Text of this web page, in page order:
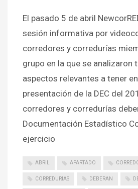
El pasado 5 de abril
sesión informativa por
corredores y corredurías
grupo en la que se analizaron
aspectos relevantes a tener
presentación de la DEC del
corredores y corredurías
Documentación Estadístico
ejercicio
ABRIL APARTADO
CORREDURIAS DEBERAN